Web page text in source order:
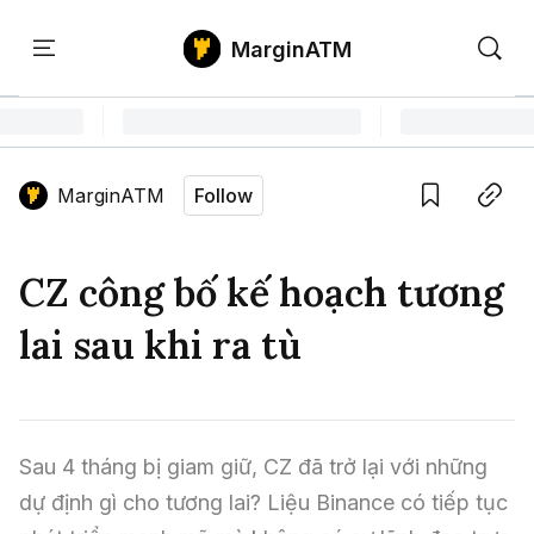
Home
Tin Tức Bitcoin
Tin Tức Altcoin
Tin Tức Thị Trường
ATM Analytics
Phân Tích Bitcoin
Phân Tích Ethereum
Phân Tích Thị Trường
Thuật Ngữ Cơ Bản
Kiến Thức Tổng Hợp
Chỉ Báo Kỹ Thuật
Săn Gem
MarginATM
MarginATM Follow
CZ công bố kế hoạch tương
lai sau khi ra tù
Sau 4 tháng bị giam giữ, CZ đã trở lại với những
dự định gì cho tương lai? Liệu Binance có tiếp tục